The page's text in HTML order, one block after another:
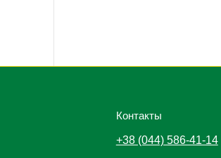
Контакты
+38 (044) 586-41-14